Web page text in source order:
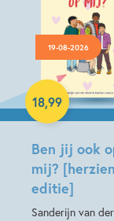
19-08-2026
Ben jij ook
mij?
editie]
Sanderijn van
18,99
Hardcover